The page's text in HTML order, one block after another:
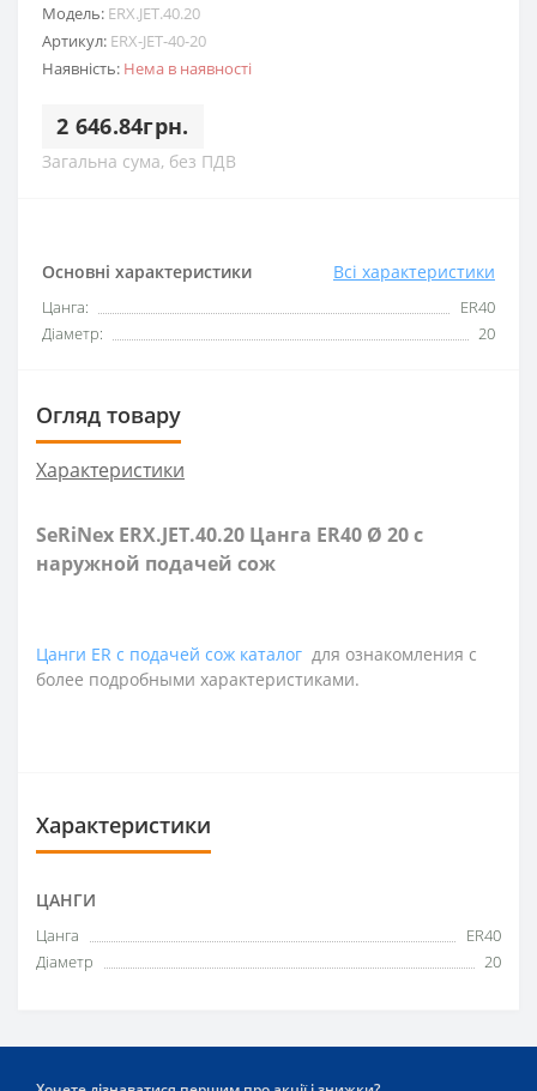
Модель: ERX.JET.40.20
Артикул: ERX-JET-40-20
Наявність: Нема в наявності
2 646.84грн.
Загальна сума, без ПДВ
Основні характеристики Всі характеристики
Цанга:
ER40
Діаметр:
20
Огляд товару
Характеристики
SeRiNex ERX.JET.40.20 Цанга ER40 Ø 20 с
наружной подачей сож
Цанги ER с подачей сож каталог для ознакомления с
более подробными характеристиками.
Характеристики
ЦАНГИ
Цанга
ER40
Діаметр
20